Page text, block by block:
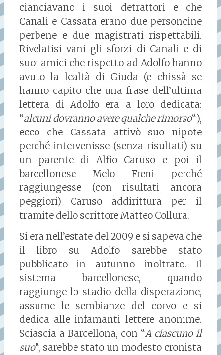
cianciavano i suoi detrattori e che
Canali e Cassata erano due personcine
perbene e due magistrati rispettabili.
Rivelatisi vani gli sforzi di Canali e di
suoi amici che rispetto ad Adolfo hanno
avuto la lealtà di Giuda (e chissà se
hanno capito che una frase dell’ultima
lettera di Adolfo era a loro dedicata:
“alcuni dovranno avere qualche rimorso“),
ecco che Cassata attivò suo nipote
perché intervenisse (senza risultati) su
un parente di Alfio Caruso e poi il
barcellonese Melo Freni perché
raggiungesse (con risultati ancora
peggiori) Caruso addirittura per il
tramite dello scrittore Matteo Collura.
Si era nell’estate del 2009 e si sapeva che
il libro su Adolfo sarebbe stato
pubblicato in autunno inoltrato. Il
sistema barcellonese, quando
raggiunge lo stadio della disperazione,
assume le sembianze del corvo e si
dedica alle infamanti lettere anonime.
Sciascia a Barcellona, con “A ciascuno il
suo“, sarebbe stato un modesto cronista